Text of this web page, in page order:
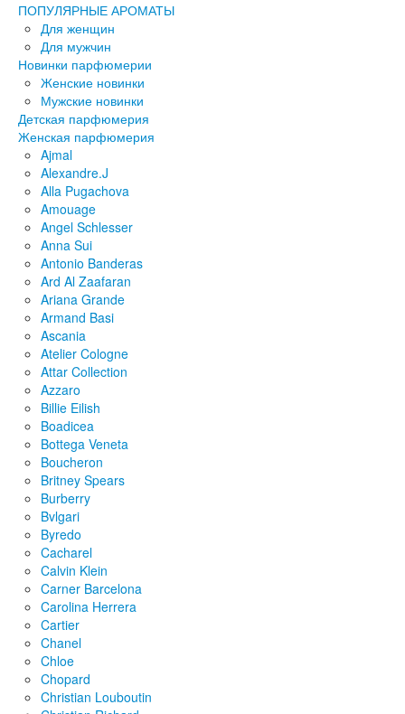
ПОПУЛЯРНЫЕ АРОМАТЫ
Для женщин
Для мужчин
Новинки парфюмерии
Женские новинки
Мужские новинки
Детская парфюмерия
Женская парфюмерия
Ajmal
Alexandre.J
Alla Pugachova
Amouage
Angel Schlesser
Anna Sui
Antonio Banderas
Ard Al Zaafaran
Ariana Grande
Armand Basi
Ascania
Atelier Cologne
Attar Collection
Azzaro
Billie Eilish
Boadicea
Bottega Veneta
Boucheron
Britney Spears
Burberry
Bvlgari
Byredo
Cacharel
Calvin Klein
Carner Barcelona
Carolina Herrera
Cartier
Chanel
Chloe
Chopard
Christian Louboutin